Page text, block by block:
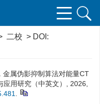
二校 > DOI:
属伪影抑制算法对能量CT
用研究（中英文）, 2026,